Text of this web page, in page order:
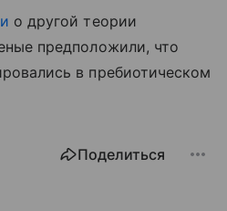
о другой теории
предположили, что
в пребиотическом
Поделиться